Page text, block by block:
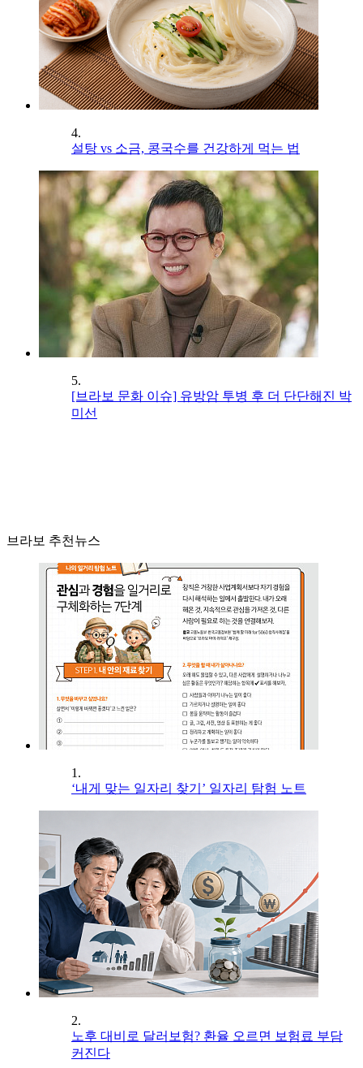
4.
설탕 vs 소금, 콩국수를 건강하게 먹는 법
5.
[브라보 문화 이슈] 유방암 투병 후 더 단단해진 박
미선
브라보 추천뉴스
1.
‘내게 맞는 일자리 찾기’ 일자리 탐험 노트
2.
노후 대비로 달러보험? 환율 오르면 보험료 부담
커진다